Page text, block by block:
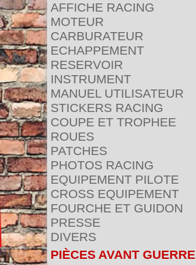
AFFICHE RACING
MOTEUR
CARBURATEUR
ECHAPPEMENT
RESERVOIR
INSTRUMENT
MANUEL UTILISATEUR
STICKERS RACING
COUPE ET TROPHEE
ROUES
PATCHES
PHOTOS RACING
EQUIPEMENT PILOTE
CROSS EQUIPEMENT
FOURCHE ET GUIDON
PRESSE
DIVERS
PIÈCES AVANT GUERRE